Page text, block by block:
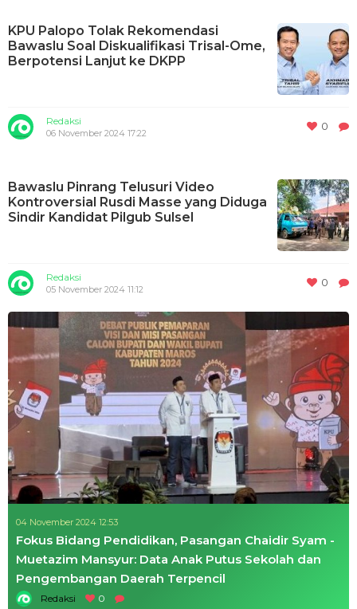
KPU Palopo Tolak Rekomendasi
Bawaslu Soal Diskualifikasi Trisal-Ome,
Berpotensi Lanjut ke DKPP
Redaksi
06 November 2024 17:22
0
Bawaslu Pinrang Telusuri Video
Kontroversial Rusdi Masse yang Diduga
Sindir Kandidat Pilgub Sulsel
Redaksi
05 November 2024 11:12
0
04 November 2024 12:53
Fokus Bidang Pendidikan, Pasangan Chaidir Syam -
Muetazim Mansyur: Data Anak Putus Sekolah dan
Pengembangan Daerah Terpencil
Redaksi 0